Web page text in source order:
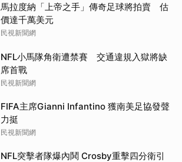
馬拉度納「上帝之手」傳奇足球將拍賣 估
價達千萬美元
民視新聞網
NFL小馬隊角衛遭禁賽 交通違規入獄將缺
席首戰
民視新聞網
FIFA主席Gianni Infantino 獲南美足協發聲
力挺
民視新聞網
NFL突擊者隊爆內鬨 Crosby重擊四分衛引